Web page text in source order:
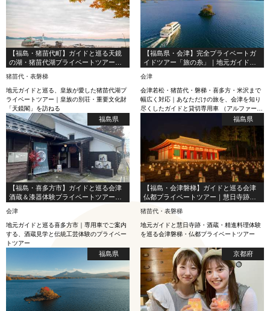
【福島・猪苗代町】ガイドと巡る天鏡
の湖・猪苗代湖プライベートツアー｜
猪苗代・表磐梯
地元ガイドと巡る、皇族が愛した猪苗代湖プ
ライベートツアー｜皇族の別荘・重要文化財
「天鏡閣」を訪ねる
【福島県・会津】完全プライベートガ
イドツアー「旅の糸」｜地元ガイドと
会津
会津若松・猪苗代・磐梯・喜多方・米沢まで
幅広く対応｜あなただけの旅を、会津を知り
尽くしたガイドと貸切専用車 （アルファー
福島県
【福島・喜多方市】ガイドと巡る会津
酒蔵＆漆器体験プライベートツアー｜
酒蔵＆伝統文化体験
会津
地元ガイドと巡る喜多方市｜専用車でご案内
する、酒蔵見学と伝統工芸体験のプライベー
トツアー
福島県
【福島・会津磐梯】ガイドと巡る会津
仏都プライベートツアー｜慧日寺跡・
酒蔵・精進料理体験
猪苗代・表磐梯
地元ガイドと慧日寺跡・酒蔵・精進料理体験
を巡る会津磐梯・仏都プライベートツアー
福島県 京都府